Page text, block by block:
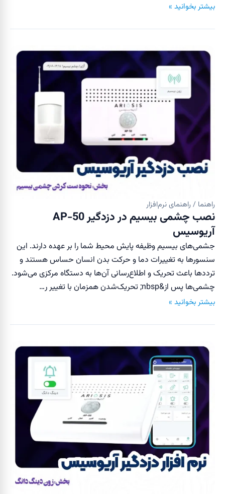
بیشتر بخوانید »
راهنما / راهنمای نرم‌افزار
نصب چشمی بیسیم در دزدگیر AP-50
آریوسیس
جشمی‌های بیسیم وظیفه پایش محیط شما را بر عهده دارند. این
سنسور‌ها به تغییرات دما و حرکت بدن انسان حساس هستند و
ترددها باعث تحریک و اطلاع‌رسانی آن‌ها به دستگاه مرکزی می‌شود.
چشمی‌ها پس از&nbsp; تحریک‌شدن همزمان با تغییر ر…
بیشتر بخوانید »